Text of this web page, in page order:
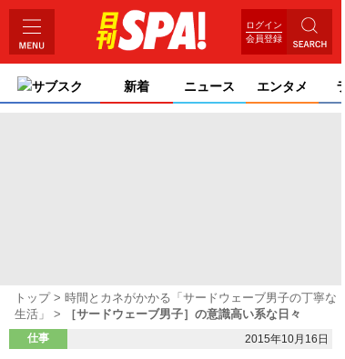
ログイン
会員登録
サブスク 新着 ニュース エンタメ
トップ
時間とカネがかかる「サードウェーブ男子の丁寧な
生活」
［サードウェーブ男子］の意識高い系な日々
仕事 2015年10月16日